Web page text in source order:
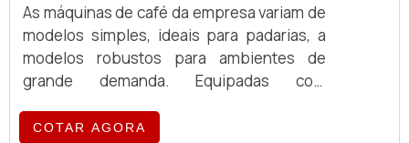
As máquinas de café da empresa variam de
modelos simples, ideais para padarias, a
modelos robustos para ambientes de
grande demanda. Equipadas com
oferecem eficiência e qualidade no
COTAR AGORA